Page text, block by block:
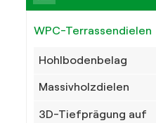
WPC-Terrassendielen
Hohlbodenbelag
Massivholzdielen
3D-Tiefprägung auf